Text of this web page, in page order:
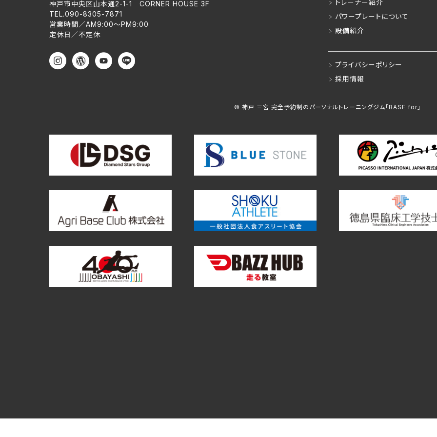
神戸市中央区山本通2-1-1 CORNER HOUSE 3F
TEL.090-8305-7871
営業時間／AM9:00〜PM9:00
定休日／不定休
トレーナー紹介
パワープレートについて
設備紹介
プライバシーポリシー
採用情報
© 神戸 三宮 完全予約制の パーソナルトレーニングジム「BASE for」